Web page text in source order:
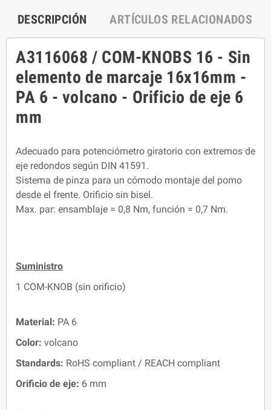
DESCRIPCIÓN ARTÍCULOS RELACIONADOS
A3116068 / COM-KNOBS 16 - Sin
elemento de marcaje 16x16mm -
PA 6 - volcano - Orificio de eje 6
mm
Adecuado para potenciómetro giratorio con extremos de
eje redondos según DIN 41591.
Sistema de pinza para un cómodo montaje del pomo
desde el frente. Orificio sin bisel.
Max. par: ensamblaje = 0,8 Nm, función = 0,7 Nm.
Suministro
1 COM-KNOB (sin orificio)
Material: PA 6
Color: volcano
Standards: RoHS compliant / REACH compliant
Orificio de eje: 6 mm